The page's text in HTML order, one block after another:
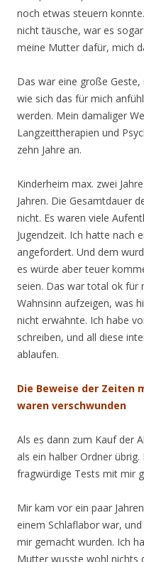
noch etwas steuern
nicht täusche, war es
meine Mutter dafür, mich
Das war eine große
wie sich das für mich
werden. Mein damaliger
Langzeittherapien und
zehn Jahre an.
Kinderheim max. zwei
Jahren. Die Gesamtdauer
nicht. Es waren viele
Jugendzeit. Ich hatte nach
angefordert. Und dem
es würde aber teuer
seien. Das war total ok für
Wahnsinn aufzeigen, was
nicht erwähnte. Ich habe
schreiben, und all diese
ablaufen.
Die Beweise der Zeiten
waren verschwunden
Als es dann zum Kauf der
als ein halber Ordner
fragwürdige Tests mit mir
Mir kam vor ein paar
einem Schlaflabor war,
mir gemacht wurden. Ich
Mutter wusste wohl nichts